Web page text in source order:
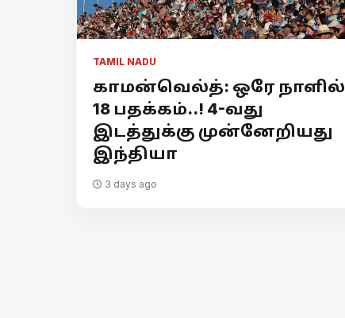
TAMIL NADU
காமன்வெல்த்: ஒரே நாளில்
18 பதக்கம்..! 4-வது
இடத்துக்கு முன்னேறியது
இந்தியா
3 days ago